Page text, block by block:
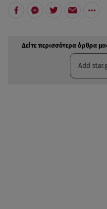
Δείτε περισσότερα άρθρα
Add